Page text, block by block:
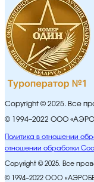
Copyright © 2025. Все
© 1994–2022 ООО
Политика в отношении
отношении обработки
Copyright © 2025. Все
© 1994–2022 ООО